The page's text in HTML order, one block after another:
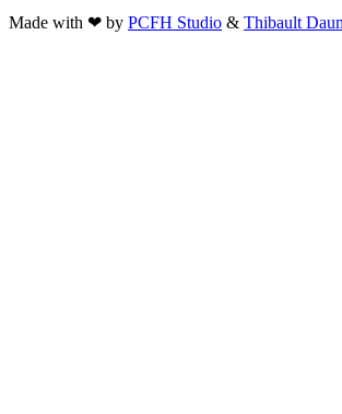
Made with ❤ by PCFH Studio & Thibault